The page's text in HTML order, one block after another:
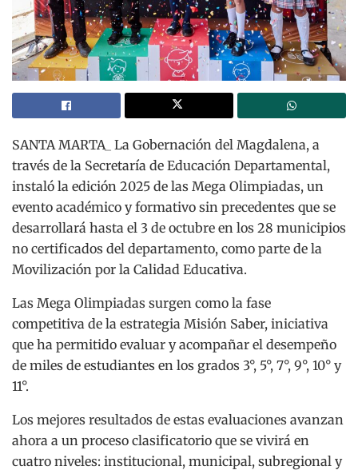
SANTA MARTA_ La Gobernación del Magdalena, a
través de la Secretaría de Educación Departamental,
instaló la edición 2025 de las Mega Olimpiadas, un
evento académico y formativo sin precedentes que se
desarrollará hasta el 3 de octubre en los 28 municipios
no certificados del departamento, como parte de la
Movilización por la Calidad Educativa.
Las Mega Olimpiadas surgen como la fase
competitiva de la estrategia Misión Saber, iniciativa
que ha permitido evaluar y acompañar el desempeño
de miles de estudiantes en los grados 3°, 5°, 7°, 9°, 10° y
11°.
Los mejores resultados de estas evaluaciones avanzan
ahora a un proceso clasificatorio que se vivirá en
cuatro niveles: institucional, municipal, subregional y